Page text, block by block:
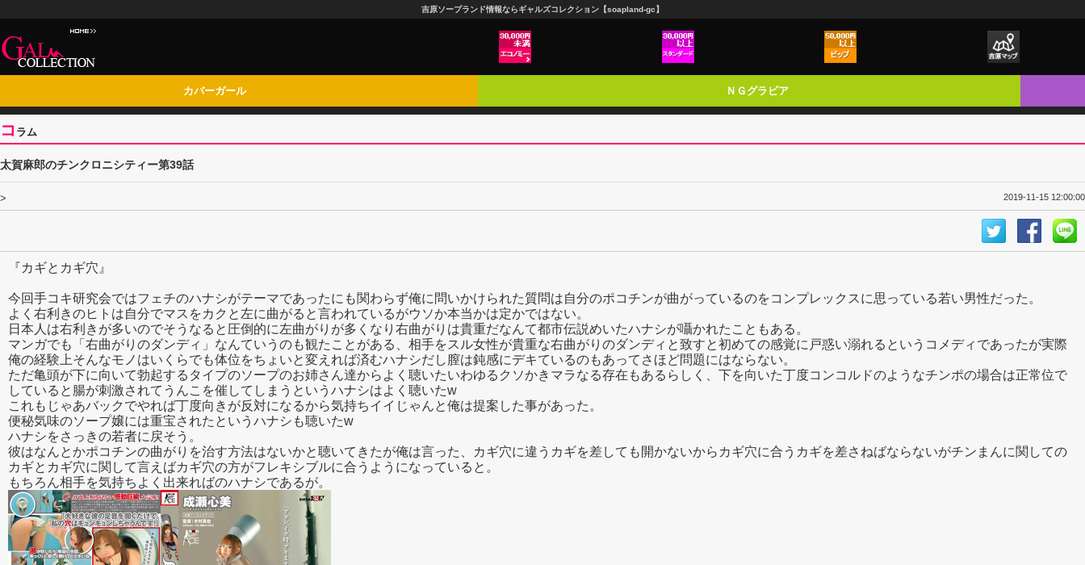
吉原ソープランド情報ならギャルズコレクション【soapland-gc】
カバーガール ＮＧグラビア
コ ラム
太賀麻郎のチンクロニシティー第39話
> 2019-11-15 12:00:00
『カギとカギ穴』
今回手コキ研究会ではフェチのハナシがテーマであったにも関わらず俺に問いかけられた質問は自分のポコチンが曲がっているのをコンプレックスに思っている若い男性だった。
よく右利きのヒトは自分でマスをカクと左に曲がると言われているがウソか本当かは定かではない。
日本人は右利きが多いのでそうなると圧倒的に左曲がりが多くなり右曲がりは貴重だなんて都市伝説めいたハナシが囁かれたこともある。
マンガでも「右曲がりのダンディ」なんていうのも観たことがある、相手をスル女性が貴重な右曲がりのダンディと致すと初めての感覚に戸惑い溺れるというコメディであったが実際
俺の経験上そんなモノはいくらでも体位をちょいと変えれば済むハナシだし膣は鈍感にデキているのもあってさほど問題にはならない。
ただ亀頭が下に向いて勃起するタイプのソープのお姉さん達からよく聴いたいわゆるクソかきマラなる存在もあるらしく、下を向いた丁度コンコルドのようなチンポの場合は正常位で
していると腸が刺激されてうんこを催してしまうというハナシはよく聴いたw
これもじゃあバックでやれば丁度向きが反対になるから気持ちイイじゃんと俺は提案した事があった。
便秘気味のソープ嬢には重宝されたというハナシも聴いたw
ハナシをさっきの若者に戻そう。
彼はなんとかポコチンの曲がりを治す方法はないかと聴いてきたが俺は言った、カギ穴に違うカギを差しても開かないからカギ穴に合うカギを差さねばならないがチンまんに関しての
カギとカギ穴に関して言えばカギ穴の方がフレキシブルに合うようになっていると。
もちろん相手を気持ちよく出来ればのハナシであるが。